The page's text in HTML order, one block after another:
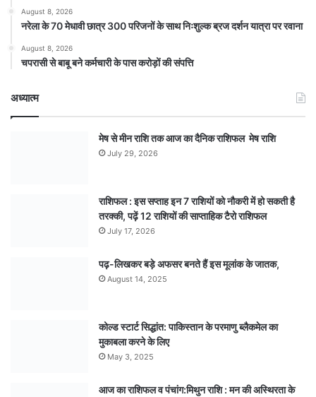
August 8, 2026
नरेला के 70 मेधावी छात्र 300 परिजनों के साथ निःशुल्क ब्रज दर्शन यात्रा पर रवाना
August 8, 2026
चपरासी से बाबू बने कर्मचारी के पास करोड़ों की संपत्ति
अध्यात्म
मेष से मीन राशि तक आज का दैनिक राशिफल मेष राशि
July 29, 2026
राशिफल : इस सप्ताह इन 7 राशियों को नौकरी में हो सकती है
तरक्की, पढ़ें 12 राशियों की साप्ताहिक टैरो राशिफल
July 17, 2026
पढ़-लिखकर बड़े अफसर बनते हैं इस मूलांक के जातक,
August 14, 2025
कोल्ड स्टार्ट सिद्धांत: पाकिस्तान के परमाणु ब्लैकमेल का
मुकाबला करने के लिए
May 3, 2025
आज का राशिफल व पंचांग:मिथुन राशि : मन की अस्थिरता के